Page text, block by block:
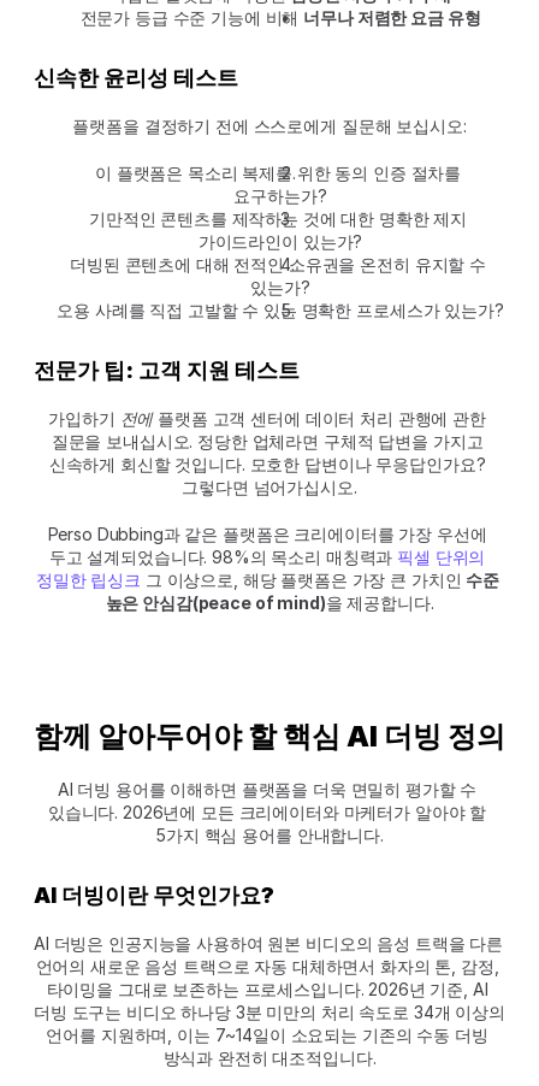
전문가 등급 수준 기능에 비해 너무나 저렴한 요금 유형
신속한 윤리성 테스트
플랫폼을 결정하기 전에 스스로에게 질문해 보십시오:
이 플랫폼은 목소리 복제를 위한 동의 인증 절차를
요구하는가?
기만적인 콘텐츠를 제작하는 것에 대한 명확한 제지
가이드라인이 있는가?
더빙된 콘텐츠에 대해 전적인 소유권을 온전히 유지할 수
있는가?
오용 사례를 직접 고발할 수 있는 명확한 프로세스가 있는가?
전문가 팁: 고객 지원 테스트
가입하기 전에 플랫폼 고객 센터에 데이터 처리 관행에 관한
질문을 보내십시오. 정당한 업체라면 구체적 답변을 가지고
신속하게 회신할 것입니다. 모호한 답변이나 무응답인가요?
그렇다면 넘어가십시오.
Perso Dubbing과 같은 플랫폼은 크리에이터를 가장 우선에
두고 설계되었습니다. 98%의 목소리 매칭력과 픽셀 단위의
정밀한 립싱크 그 이상으로, 해당 플랫폼은 가장 큰 가치인 수준
높은 안심감(peace of mind)을 제공합니다.
함께 알아두어야 할 핵심 AI 더빙 정의
AI 더빙 용어를 이해하면 플랫폼을 더욱 면밀히 평가할 수
있습니다. 2026년에 모든 크리에이터와 마케터가 알아야 할
5가지 핵심 용어를 안내합니다.
AI 더빙이란 무엇인가요?
AI 더빙은 인공지능을 사용하여 원본 비디오의 음성 트랙을 다른
언어의 새로운 음성 트랙으로 자동 대체하면서 화자의 톤, 감정,
타이밍을 그대로 보존하는 프로세스입니다. 2026년 기준, AI
더빙 도구는 비디오 하나당 3분 미만의 처리 속도로 34개 이상의
언어를 지원하며, 이는 7~14일이 소요되는 기존의 수동 더빙
방식과 완전히 대조적입니다.